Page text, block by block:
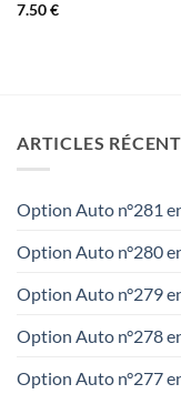
7.50€
ARTICLES
Option Auto n°281
Option Auto n°280
Option Auto n°279
Option Auto n°278
Option Auto n°277